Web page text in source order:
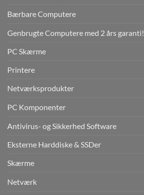
Bærbare Computere
Genbrugte Computere med 2 års garanti!
PC Skærme
Printere
Netværksprodukter
PC Komponenter
Antivirus- og Sikkerhed Software
Eksterne Harddiske & SSDer
Skærme
Netværk